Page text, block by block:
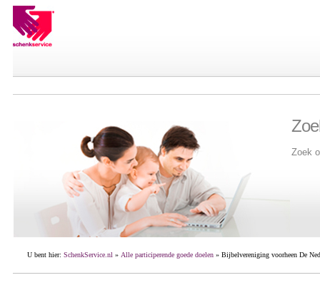
Zoek
U bent hier: SchenkService.nl » Alle participerende goede doelen» Bijbelvereniging voorheen De